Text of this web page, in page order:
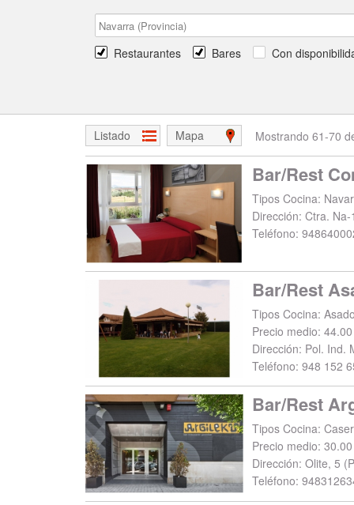
Restaurantes Bares Con
Listado Mapa Mostrando 61-70
Tipos Cocina:
Dirección: Ctra.
Teléfono:
Bar/Rest
Precio medio:
Dirección: Pol. Ind.
Teléfono: 948 152
Bar/Rest
Tipos Cocina:
Precio medio:
Dirección: Olite, 5 (
Teléfono: